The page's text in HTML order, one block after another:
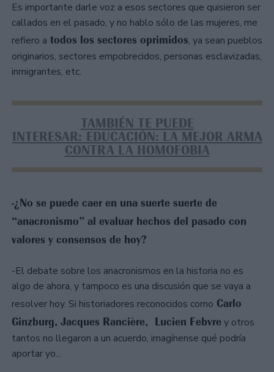
Es importante darle voz a esos sectores que quisieron ser
callados en el pasado, y no hablo sólo de las mujeres, me
refiero a todos los sectores oprimidos, ya sean pueblos
originarios, sectores empobrecidos, personas esclavizadas,
inmigrantes, etc.
TAMBIÉN TE PUEDE
INTERESAR: EDUCACIÓN: LA MEJOR ARMA
CONTRA LA HOMOFOBIA
-¿No se puede caer en una suerte suerte de
“anacronismo” al evaluar hechos del pasado con
valores y consensos de hoy?
-El debate sobre los anacronismos en la historia no es
algo de ahora, y tampoco es una discusión que se vaya a
resolver hoy. Si historiadores reconocidos como Carlo
Ginzburg, Jacques Rancière, Lucien Febvre y otros
tantos no llegaron a un acuerdo, imagínense qué podría
aportar yo...